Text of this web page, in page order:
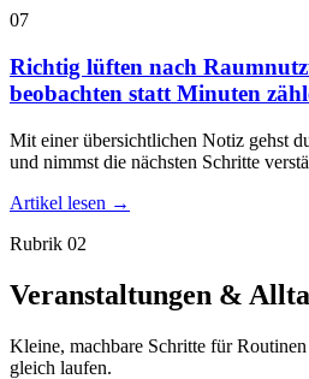
07
Richtig lüften nach
beobachten statt Minuten
Mit einer übersichtlichen Notiz gehst
und nimmst die nächsten Schritte
Artikel lesen →
Rubrik 02
Veranstaltungen &
Kleine, machbare Schritte für
gleich laufen.